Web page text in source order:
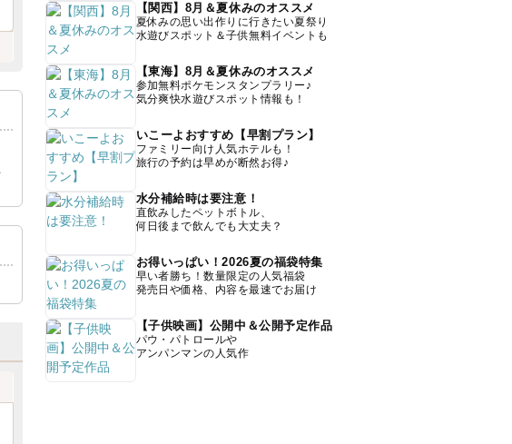
【関西】8月＆夏休みのオススメ
夏休みの思い出作りに行きたい夏祭り
水遊びスポット＆子供無料イベントも
【東海】8月＆夏休みのオススメ
参加無料ポケモンスタンプラリー♪
気分爽快水遊びスポット情報も！
いこーよおすすめ【早割プラン】
ファミリー向け人気ホテルも！
旅行の予約は早めが断然お得♪
水分補給時は要注意！
直飲みしたペットボトル、
何日後まで飲んでも大丈夫？
お得いっぱい！2026夏の福袋特集
早い者勝ち！数量限定の人気福袋
発売日や価格、内容を最速でお届け
【子供映画】公開中＆公開予定作品
パウ・パトロールや
アンパンマンの人気作